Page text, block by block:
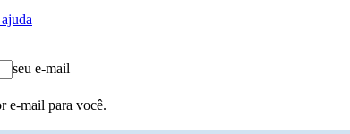
seu e-mail
e-mail para você.